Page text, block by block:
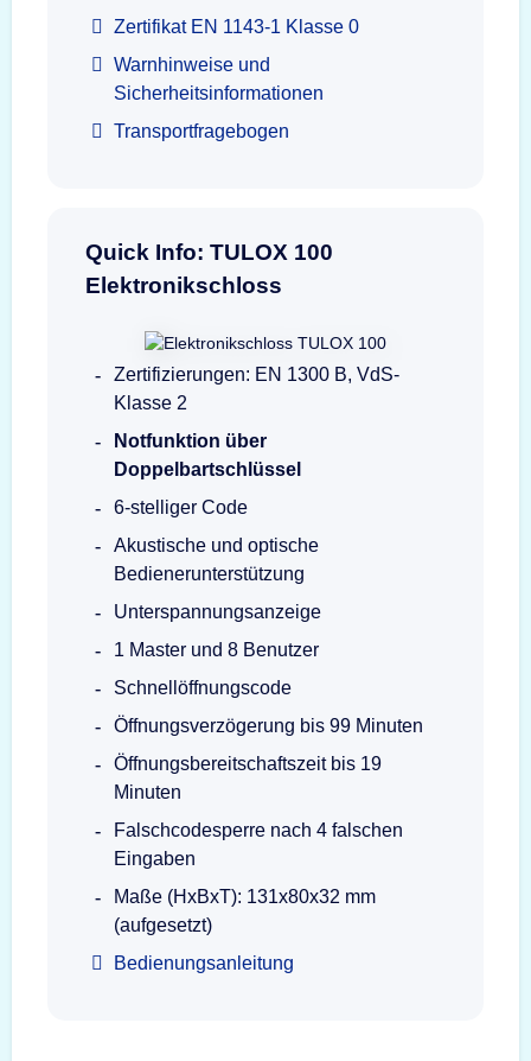
Zertifikat EN 1143-1 Klasse 0
Warnhinweise und
Sicherheitsinformationen
Transportfragebogen
Quick Info: TULOX 100
Elektronikschloss
Zertifizierungen: EN 1300 B, VdS-
Klasse 2
Notfunktion über
Doppelbartschlüssel
6-stelliger Code
Akustische und optische
Bedienerunterstützung
Unterspannungsanzeige
1 Master und 8 Benutzer
Schnellöffnungscode
Öffnungsverzögerung bis 99 Minuten
Öffnungsbereitschaftszeit bis 19
Minuten
Falschcodesperre nach 4 falschen
Eingaben
Maße (HxBxT): 131x80x32 mm
(aufgesetzt)
Bedienungsanleitung